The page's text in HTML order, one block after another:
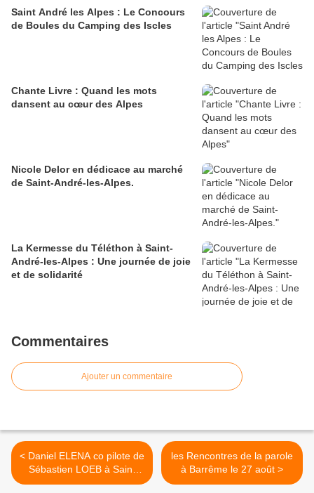
Saint André les Alpes : Le Concours
de Boules du Camping des Iscles
Chante Livre : Quand les mots
dansent au cœur des Alpes
Nicole Delor en dédicace au marché
de Saint-André-les-Alpes.
La Kermesse du Téléthon à Saint-
André-les-Alpes : Une journée de joie
et de solidarité
Commentaires
Ajouter un commentaire
< Daniel ELENA co pilote de
Sébastien LOEB à Saint
André les Alpes
les Rencontres de la parole
à Barrême le 27 août >